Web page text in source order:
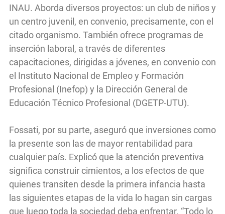
INAU. Aborda diversos proyectos: un club de niños y
un centro juvenil, en convenio, precisamente, con el
citado organismo. También ofrece programas de
inserción laboral, a través de diferentes
capacitaciones, dirigidas a jóvenes, en convenio con
el Instituto Nacional de Empleo y Formación
Profesional (Inefop) y la Dirección General de
Educación Técnico Profesional (DGETP-UTU).
Fossati, por su parte, aseguró que inversiones como
la presente son las de mayor rentabilidad para
cualquier país. Explicó que la atención preventiva
significa construir cimientos, a los efectos de que
quienes transiten desde la primera infancia hasta
las siguientes etapas de la vida lo hagan sin cargas
que luego toda la sociedad deba enfrentar. “Todo lo